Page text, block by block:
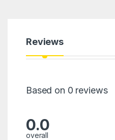
Reviews
Based on 0 reviews
0.0
overall